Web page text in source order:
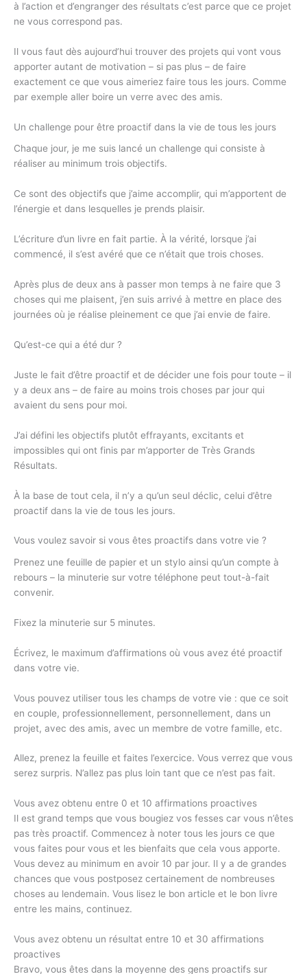
à l’action et d’engranger des résultats c’est parce que ce projet
ne vous correspond pas.
Il vous faut dès aujourd’hui trouver des projets qui vont vous
apporter autant de motivation – si pas plus – de faire
exactement ce que vous aimeriez faire tous les jours. Comme
par exemple aller boire un verre avec des amis.
Un challenge pour être proactif dans la vie de tous les jours
Chaque jour, je me suis lancé un challenge qui consiste à
réaliser au minimum trois objectifs.
Ce sont des objectifs que j’aime accomplir, qui m’apportent de
l’énergie et dans lesquelles je prends plaisir.
L’écriture d’un livre en fait partie. À la vérité, lorsque j’ai
commencé, il s’est avéré que ce n’était que trois choses.
Après plus de deux ans à passer mon temps à ne faire que 3
choses qui me plaisent, j’en suis arrivé à mettre en place des
journées où je réalise pleinement ce que j’ai envie de faire.
Qu’est-ce qui a été dur ?
Juste le fait d’être proactif et de décider une fois pour toute – il
y a deux ans – de faire au moins trois choses par jour qui
avaient du sens pour moi.
J’ai défini les objectifs plutôt effrayants, excitants et
impossibles qui ont finis par m’apporter de Très Grands
Résultats.
À la base de tout cela, il n’y a qu’un seul déclic, celui d’être
proactif dans la vie de tous les jours.
Vous voulez savoir si vous êtes proactifs dans votre vie ?
Prenez une feuille de papier et un stylo ainsi qu’un compte à
rebours – la minuterie sur votre téléphone peut tout-à-fait
convenir.
Fixez la minuterie sur 5 minutes.
Écrivez, le maximum d’affirmations où vous avez été proactif
dans votre vie.
Vous pouvez utiliser tous les champs de votre vie : que ce soit
en couple, professionnellement, personnellement, dans un
projet, avec des amis, avec un membre de votre famille, etc.
Allez, prenez la feuille et faites l’exercice. Vous verrez que vous
serez surpris. N’allez pas plus loin tant que ce n’est pas fait.
Vous avez obtenu entre 0 et 10 affirmations proactives
Il est grand temps que vous bougiez vos fesses car vous n’êtes
pas très proactif. Commencez à noter tous les jours ce que
vous faites pour vous et les bienfaits que cela vous apporte.
Vous devez au minimum en avoir 10 par jour. Il y a de grandes
chances que vous postposez certainement de nombreuses
choses au lendemain. Vous lisez le bon article et le bon livre
entre les mains, continuez.
Vous avez obtenu un résultat entre 10 et 30 affirmations
proactives
Bravo, vous êtes dans la moyenne des gens proactifs sur